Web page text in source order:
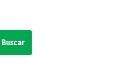
Buscar